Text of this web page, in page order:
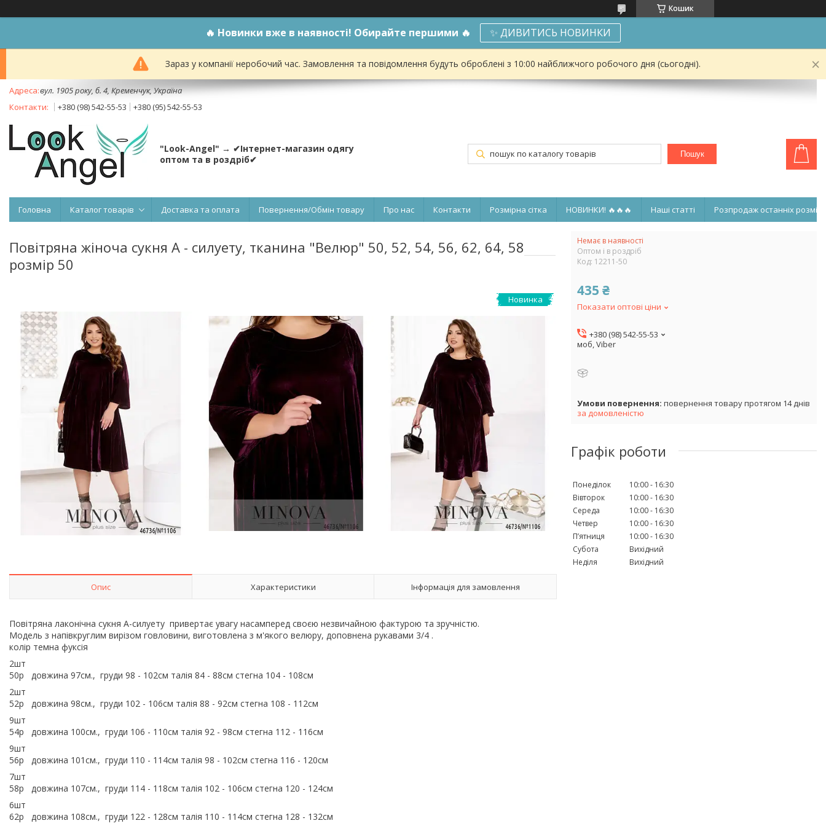
Кошик
🔥 Новинки вже в наявності! Обирайте першими 🔥 ✨ ДИВИТИСЬ НОВИНКИ
Зараз у компанії неробочий час. Замовлення та повідомлення будуть оброблені з 10:00 найближчого робочого дня (сьогодні).
вул. 1905 року, б. 4, Кременчук, Україна
+380 (98) 542-55-53
+380 (95) 542-55-53
"Look-Angel" → ✔Інтернет-магазин одягу
оптом та в роздріб✔
Пошук
Головна Каталог товарів Доставка та оплата Повернення/Обмін товару Про нас Контакти Розмірна сітка НОВИНКИ! 🔥🔥🔥 Наші статті Розпродаж останніх
Повітряна жіноча сукня А - силуету, тканина "Велюр" 50, 52, 54, 56, 62, 64, 58
розмір 50
Новинка
Опис Характеристики Інформація для замовлення
Повітряна лаконічна сукня А-силуету привертає увагу насамперед своєю незвичайною фактурою та зручністю.
Модель з напівкруглим вирізом говловини, виготовлена з м'якого велюру, доповнена рукавами 3/4 .
колір темна фуксія
2шт
50р довжина 97см., груди 98 - 102см талія 84 - 88см стегна 104 - 108см
2шт
52р довжина 98см., груди 102 - 106см талія 88 - 92см стегна 108 - 112см
9шт
54р довжина 100см., груди 106 - 110см талія 92 - 98см стегна 112 - 116см
9шт
56р довжина 101см., груди 110 - 114см талія 98 - 102см стегна 116 - 120см
7шт
58р довжина 107см., груди 114 - 118см талія 102 - 106см стегна 120 - 124см
6шт
62р довжина 108см., груди 122 - 128см талія 110 - 114см стегна 128 - 132см
Немає в наявності
Оптом і в роздріб
Код: 12211-50
435 ₴
Показати оптові ціни
+380 (98) 542-55-53
моб, Viber
повернення товару протягом 14 днів
за домовленістю
Графік роботи
Понеділок 10:00
16:30
Вівторок
10:00
16:30
Середа
10:00
16:30
Четвер
10:00
16:30
Пʼятниця
10:00
16:30
Субота
Вихідний
Неділя
Вихідний